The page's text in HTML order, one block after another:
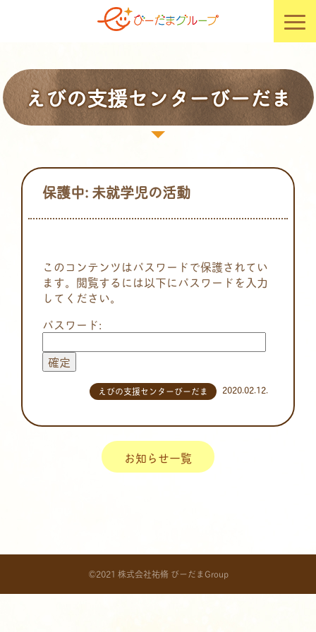
えびの支援センターびーだま
保護中: 未就学児の活動
このコンテンツはパスワードで保護されてい
ます。閲覧するには以下にパスワードを入力
してください。
パスワード:
2020.02.12.
えびの支援センターびーだま
お知らせ一覧
©2021 株式会社祐脩 びーだまGroup